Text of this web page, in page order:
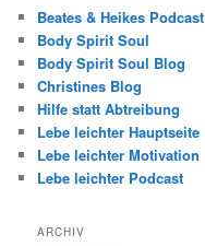
Beates & Heikes Podcast
Body Spirit Soul
Body Spirit Soul Blog
Christines Blog
Hilfe statt Abtreibung
Lebe leichter Hauptseite
Lebe leichter Motivation
Lebe leichter Podcast
ARCHIV